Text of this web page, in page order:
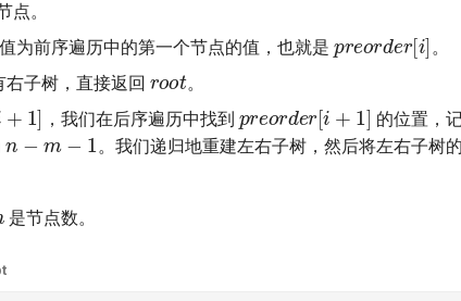
点。
值为前序遍历中的第一个节点的值，也就是
r er
。
子树，直接返回
o
。
+1
，我们在后序遍历中找到
r er +1 ]
的位置，
n−m −1
。我们递归地重建左右子树，然后将左右子树
是节点数。